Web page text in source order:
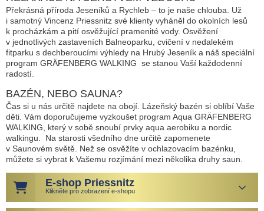
Překrásná příroda Jeseníků a Rychleb – to je naše chlouba. Už
i samotný Vincenz Priessnitz své klienty vyháněl do okolních lesů
k procházkám a pití osvěžující pramenité vody. Osvěžení
v jednotlivých zastaveních Balneoparku, cvičení v nedalekém
fitparku s dechberoucími výhledy na Hrubý Jeseník a náš speciální
program GRÄFENBERG WALKING se stanou Vaší každodenní
radostí.
BAZÉN, NEBO SAUNA?
Čas si u nás určitě najdete na obojí. Lázeňský bazén si oblíbí Vaše
děti. Vám doporučujeme vyzkoušet program Aqua GRÄFENBERG
WALKING, který v sobě snoubí prvky aqua aerobiku a nordic
walkingu. Na starosti všedního dne určitě zapomenete
v Saunovém světě. Než se osvěžíte v ochlazovacím bazénku,
můžete si vybrat k Vašemu rozjímání mezi několika druhy saun.
E-shop Priessnitz
Klikněte pro zobrazení e-shopu